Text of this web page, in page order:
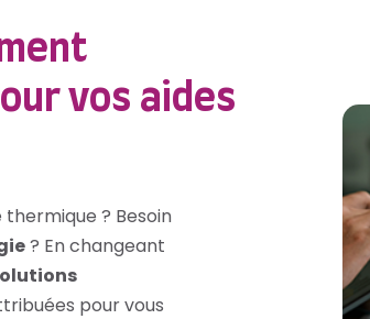
vos aides
? Besoin
? En changeant
pour vous